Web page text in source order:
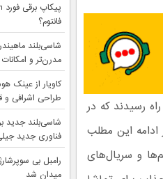
راه رسیدند که در
ادامه این مطلب
و سریال‌های
فانتوم؟
مدرن‌تر و
طراحی اشرافی و
فناوری جدید
میدان شد